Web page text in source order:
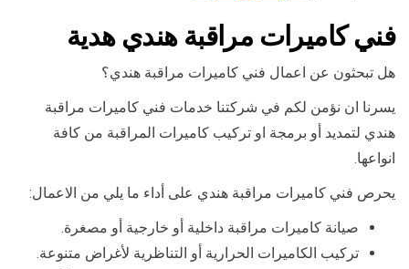
فني كاميرات مراقبة هندي هدية
هل تبحثون عن اعمال فني كاميرات مراقبة هندي؟
يسرنا ان نؤمن لكم في شركتنا خدمات فني كاميرات مراقبة
هندي لتمديد أو برمجة او تركيب كاميرات المراقبة من كافة
انواعها.
يحرص فني كاميرات مراقبة هندي على أداء ما يلي من الاعمال:
صيانة كاميرات مراقبة داخلية أو خارجية أو مصغرة.
تركيب الكاميرات الحرارية أو التناظرية لأغراض متنوعة.